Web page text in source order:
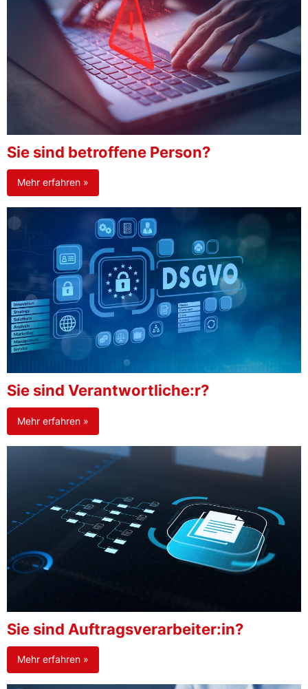
Sie sind betroffene Person?
Mehr erfahren »
Sie sind Verantwortliche:r?
Mehr erfahren »
Sie sind Auftragsverarbeiter:in?
Mehr erfahren »